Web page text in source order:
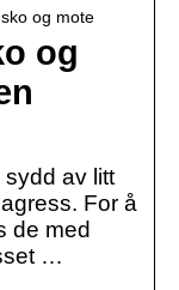
og mote
og
av litt
For å
de med
…